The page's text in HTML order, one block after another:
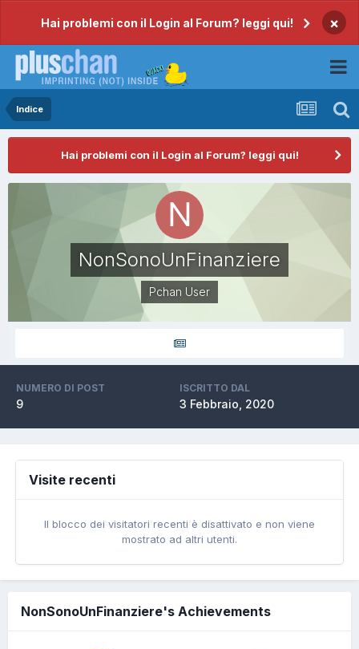
Hai problemi con il Login al Forum? leggi qui! ×
Indice
Hai problemi con il Login al Forum? leggi qui!
NonSonoUnFinanziere
Pchan User
NUMERO DI POST
9
ISCRITTO DAL
3 Febbraio, 2020
Visite recenti
Il blocco dei visitatori recenti è disattivato e non viene
mostrato ad altri utenti.
NonSonoUnFinanziere's Achievements